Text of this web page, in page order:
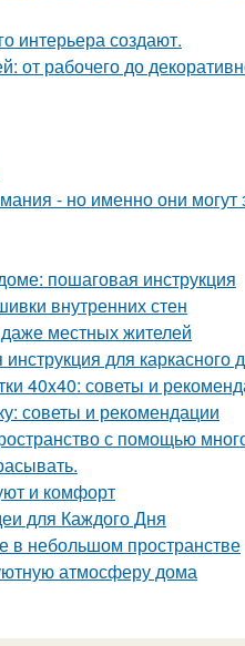
интерьера создают.
от рабочего до
- но именно они могут
пошаговая инструкция
внутренних стен
местных жителей
для каркасного
40x40: советы и
советы и рекомендации
с помощью
и комфорт
для Каждого Дня
в небольшом пространстве
атмосферу дома